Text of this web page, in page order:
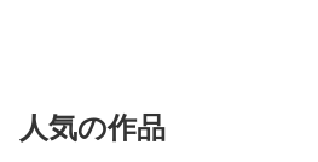
人気の作品